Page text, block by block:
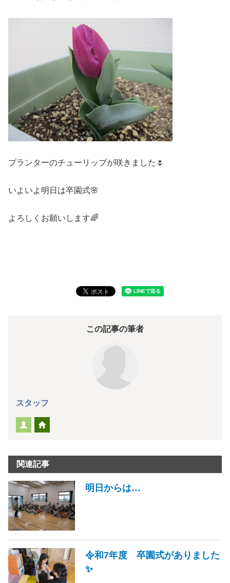
プランターのチューリップが咲きました🌷
いよいよ明日は卒園式🌸
よろしくお願いします🌈
この記事の筆者
スタッフ
関連記事
明日からは…
令和7年度 卒園式がありました
✨